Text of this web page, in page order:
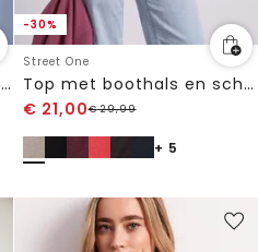
Turtleneck-top van mesh met print
-30%
Street One
Top met boothals en schouderdetail
€ 21,00€29,99
+ 5